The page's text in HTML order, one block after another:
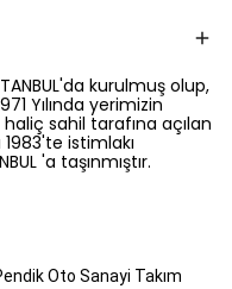
kurulmuş olup,
Yılında yerimizin
sahil tarafına açılan
istimlakı
'a taşınmıştır.
Oto Sanayi Takım